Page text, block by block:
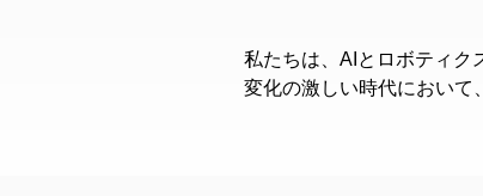
私たちは、AIとロボティク
変化の激しい時代において